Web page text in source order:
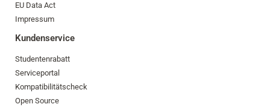
EU Data Act
Impressum
Kundenservice
Studentenrabatt
Serviceportal
Kompatibilitätscheck
Open Source